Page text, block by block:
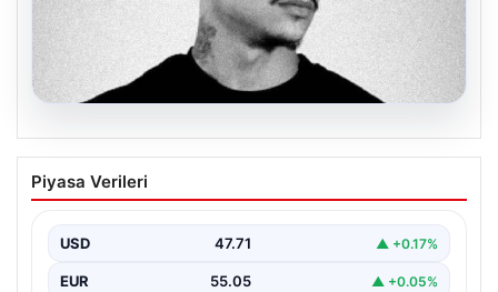
06.08.2026
Klibinde silah kullanan rapçi Yuşa
Keskin ile 3 şüpheli adli kontrol ile
Piyasa Verileri
USD 47.71 ▲ +0.17%
EUR 55.05 ▲ +0.05%